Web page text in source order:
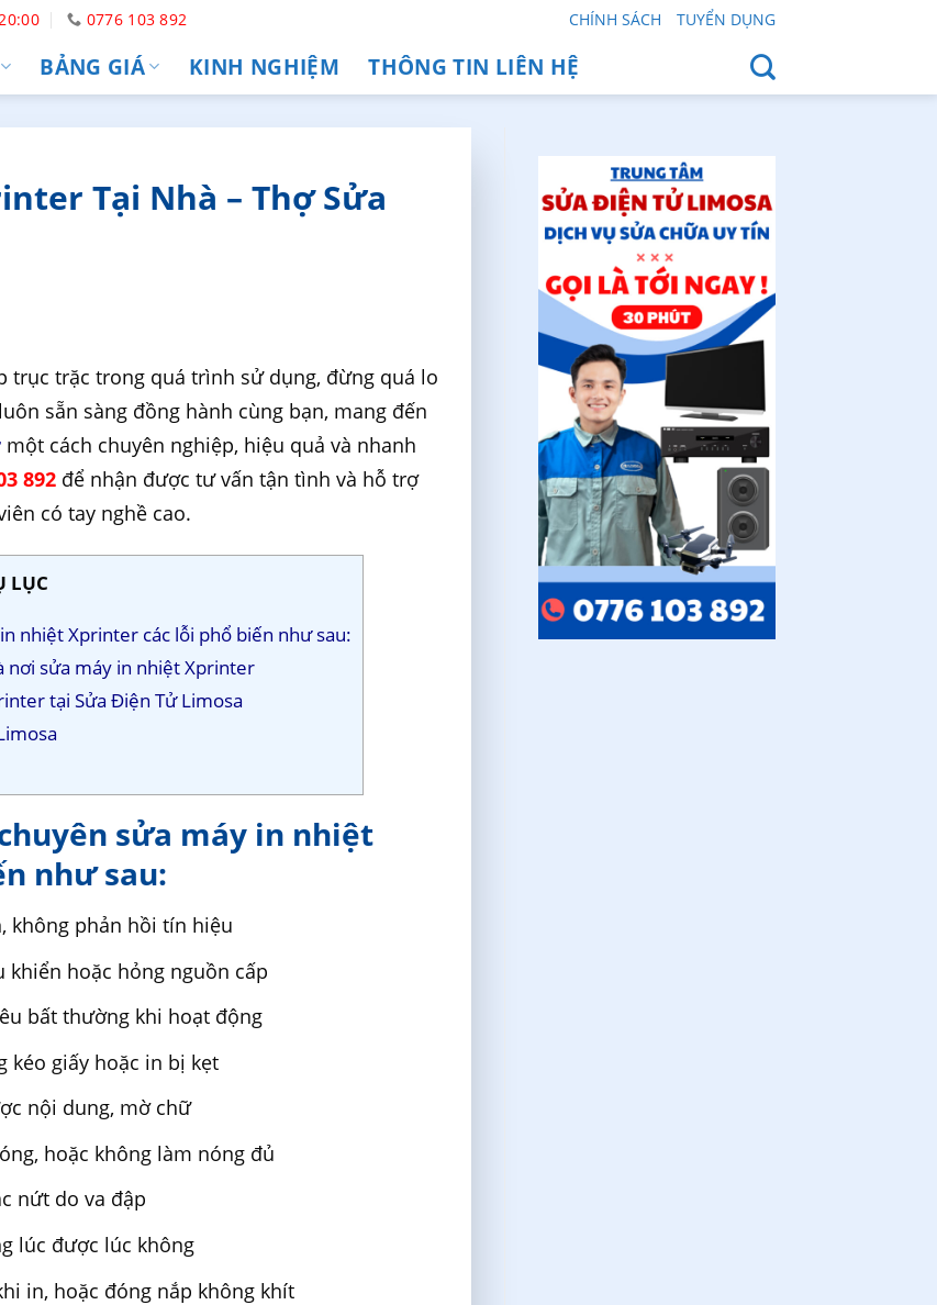
0776 103 892 CHÍNH SÁCH TUYỂN DỤNG
BẢNG GIÁ KINH NGHIỆM THÔNG TIN LIÊN HỆ
Tại Nhà – Thợ Sửa
trục trặc trong quá trình sử dụng, đừng quá lo
sẵn sàng đồng hành cùng bạn, mang đến
một cách chuyên nghiệp, hiệu quả và nhanh
892 để nhận được tư vấn tận tình và hỗ trợ
có tay nghề cao.
LỤC
nhiệt Xprinter các lỗi phổ biến như sau:
nơi sửa máy in nhiệt Xprinter
tại Sửa Điện Tử Limosa
sửa máy in nhiệt
như sau:
không phản hồi tín hiệu
khiển hoặc hỏng nguồn cấp
bất thường khi hoạt động
kéo giấy hoặc in bị kẹt
nội dung, mờ chữ
hoặc không làm nóng đủ
nứt do va đập
lúc được lúc không
in, hoặc đóng nắp không khít